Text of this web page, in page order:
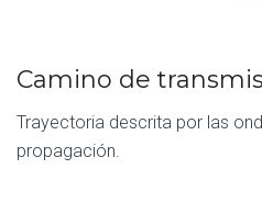
Camino de
Trayectoria descrita por las
propagación.